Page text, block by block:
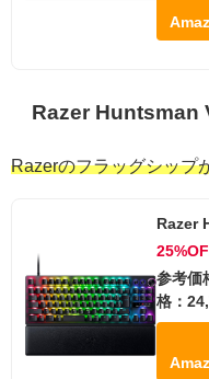
Razer Huntsman
Razerのフラッグシップ
Razer
参考価
格：